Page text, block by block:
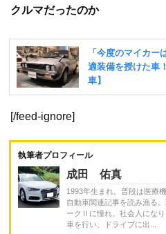
クルマだったのか
[/feed-ignore]
執筆者プロフィール
成田 佑真
1993年生まれ。普段は医療
自動車関連記事を読み漁る
ークⅡに憧れ、社会人にな
車を行い、ドライブに出...